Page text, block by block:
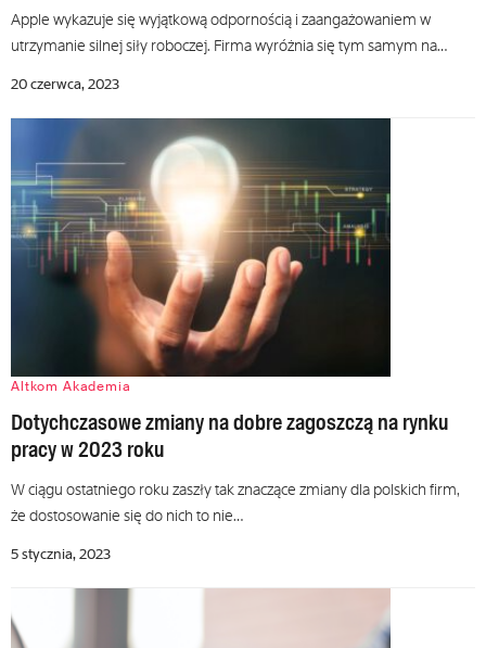
Apple wykazuje się wyjątkową odpornością i zaangażowaniem w
utrzymanie silnej siły roboczej. Firma wyróżnia się tym samym na…
20 czerwca, 2023
Altkom Akademia
Dotychczasowe zmiany na dobre zagoszczą na rynku
pracy w 2023 roku
W ciągu ostatniego roku zaszły tak znaczące zmiany dla polskich firm,
że dostosowanie się do nich to nie…
5 stycznia, 2023